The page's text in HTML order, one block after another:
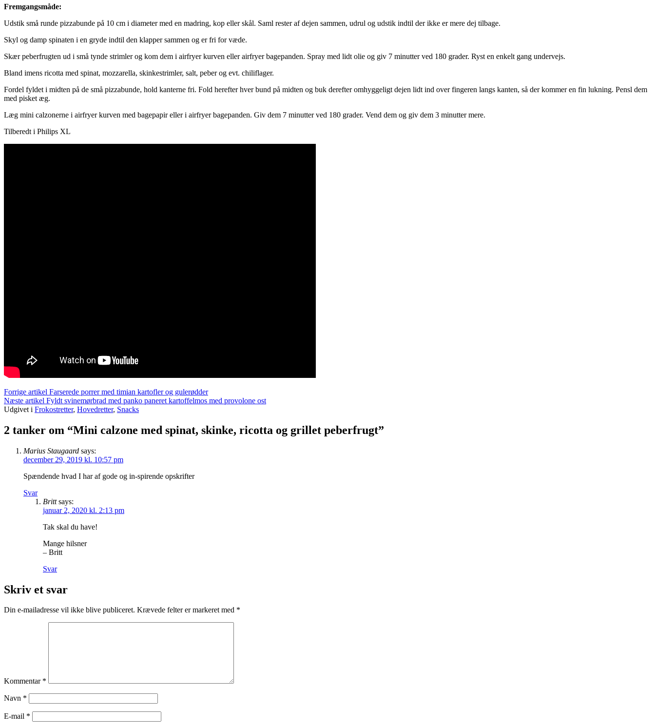
Fremgangsmåde:
Udstik små runde pizzabunde på 10 cm i diameter med en madring, kop eller skål. Saml rester af dejen sammen, udrul og udstik indtil der ikke er mere dej tilbage.
Skyl og damp spinaten i en gryde indtil den klapper sammen og er fri for væde.
Skær peberfrugten ud i små tynde strimler og kom dem i airfryer kurven eller airfryer bagepanden. Spray med lidt olie og giv 7 minutter ved 180 grader. Ryst en enkelt gang undervejs.
Bland imens ricotta med spinat, mozzarella, skinkestrimler, salt, peber og evt. chiliflager.
Fordel fyldet i midten på de små pizzabunde, hold kanterne fri. Fold herefter hver bund på midten og buk derefter omhyggeligt dejen lidt ind over fingeren langs kanten, så der kommer en fin lukning. Pensl dem
med pisket æg.
Læg mini calzonerne i airfryer kurven med bagepapir eller i airfryer bagepanden. Giv dem 7 minutter ved 180 grader. Vend dem og giv dem 3 minutter mere.
Tilberedt i Philips XL
Læs
videre
Forrige artikel Farserede porrer med timian kartofler og gulerødder
Næste artikel Fyldt svinemørbrad med panko paneret kartoffelmos med provolone ost
Udgivet i Frokostretter, Hovedretter, Snacks
2 tanker om “Mini calzone med spinat, skinke, ricotta og grillet peberfrugt”
Marius Staugaard says:
december 29, 2019 kl. 10:57 pm
Spændende hvad I har af gode og in-spirende opskrifter
Svar
Britt says:
januar 2, 2020 kl. 2:13 pm
Tak skal du have!
Mange hilsner
– Britt
Svar
Skriv et svar
Din e-mailadresse vil ikke blive publiceret. Krævede felter er markeret med *
Kommentar *
Navn *
E-mail *